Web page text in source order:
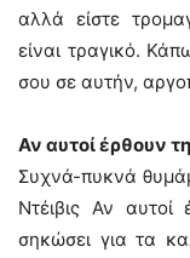
αλλά είστε
είναι τραγικό.
σου σε αυτήν,
Αν αυτοί έρθουν
Συχνά-πυκνά
Ντέιβις Αν
σηκώσει για τα